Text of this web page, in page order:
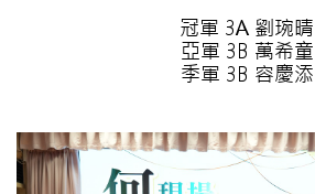
冠軍 3A 劉琬晴
亞軍 3B 萬希童
季軍 3B 容慶添